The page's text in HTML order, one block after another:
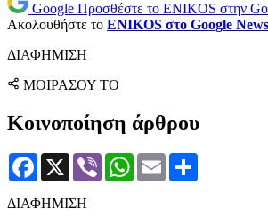
Google Προσθέστε το ENIKOS στην
Ακολουθήστε το ENIKOS στο Google News
ΔΙΑΦΗΜΙΣΗ
ΜΟΙΡΑΣΟΥ ΤΟ
Κοινοποίηση άρθρου
Facebook
X Viber WhatsApp
Email
ΔΙΑΦΗΜΙΣΗ